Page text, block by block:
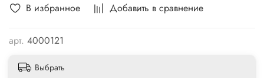
В избранное Добавить в сравнение
арт. 4000121
Выбрать